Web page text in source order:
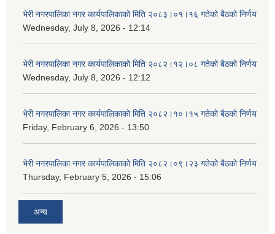
भेरी नगरपालिका नगर कार्यपालिकाको मिति २०८३।०१।१६ गतेको बैठको निर्णय
Wednesday, July 8, 2026 - 12:14
भेरी नगरपालिका नगर कार्यपालिकाको मिति २०८२।१२।०८ गतेको बैठको निर्णय
Wednesday, July 8, 2026 - 12:12
भेरी नगरपालिका नगर कार्यपालिकाको मिति २०८२।१०।१५ गतेको बैठको निर्णय
Friday, February 6, 2026 - 13:50
भेरी नगरपालिका नगर कार्यपालिकाको मिति २०८२।०९।२३ गतेको बैठको निर्णय
Thursday, February 5, 2026 - 15:06
अन्य